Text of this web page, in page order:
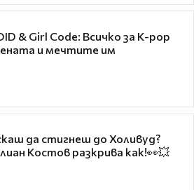
& Girl Code: Всичко за K-pop
и мечтите им
да стигнеш до Холивуд?
Костов разкрива как!👀💥